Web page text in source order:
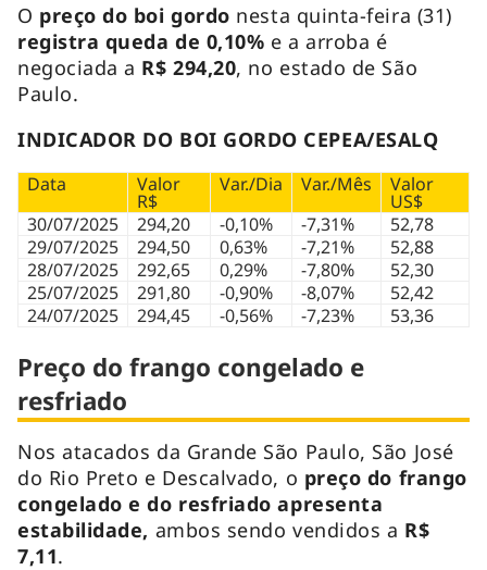
O preço do boi gordo nesta quinta-feira (31)
registra queda de 0,10% e a arroba é
negociada a R$ 294,20, no estado de São
Paulo.
INDICADOR DO BOI GORDO CEPEA/ESALQ
Data Valor
R$
Var./Dia Var./Mês Valor
US$
30/07/2025
294,20 -0,10% -7,31%
52,78
29/07/2025
294,50 0,63% -7,21%
52,88
28/07/2025
292,65 0,29% -7,80%
52,30
25/07/2025
291,80 -0,90% -8,07%
52,42
24/07/2025
294,45 -0,56% -7,23% 53,36
Preço do frango congelado e
resfriado
Nos atacados da Grande São Paulo, São José
do Rio Preto e Descalvado, o preço do frango
congelado e do resfriado apresenta
estabilidade, ambos sendo vendidos a R$
7,11.